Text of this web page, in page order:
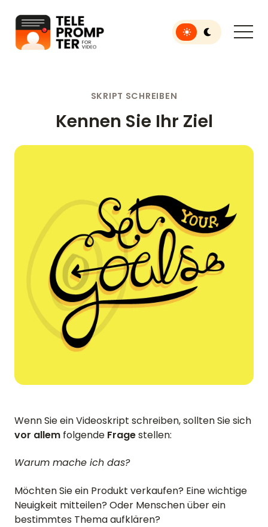
Teleprompter für Videos
Toggle light or dark
SKRIPT SCHREIBEN
Kennen Sie Ihr Ziel
Wenn Sie ein Videoskript schreiben, sollten Sie sich
vor allem folgende Fragestellen:
Warum mache ich das?
Möchten Sie ein Produkt verkaufen? Eine wichtige
Neuigkeit mitteilen? Oder Menschen über ein
bestimmtes Thema aufklären?